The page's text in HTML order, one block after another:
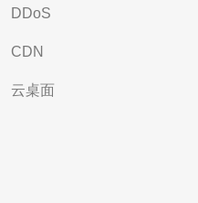
DDoS
CDN
云桌面